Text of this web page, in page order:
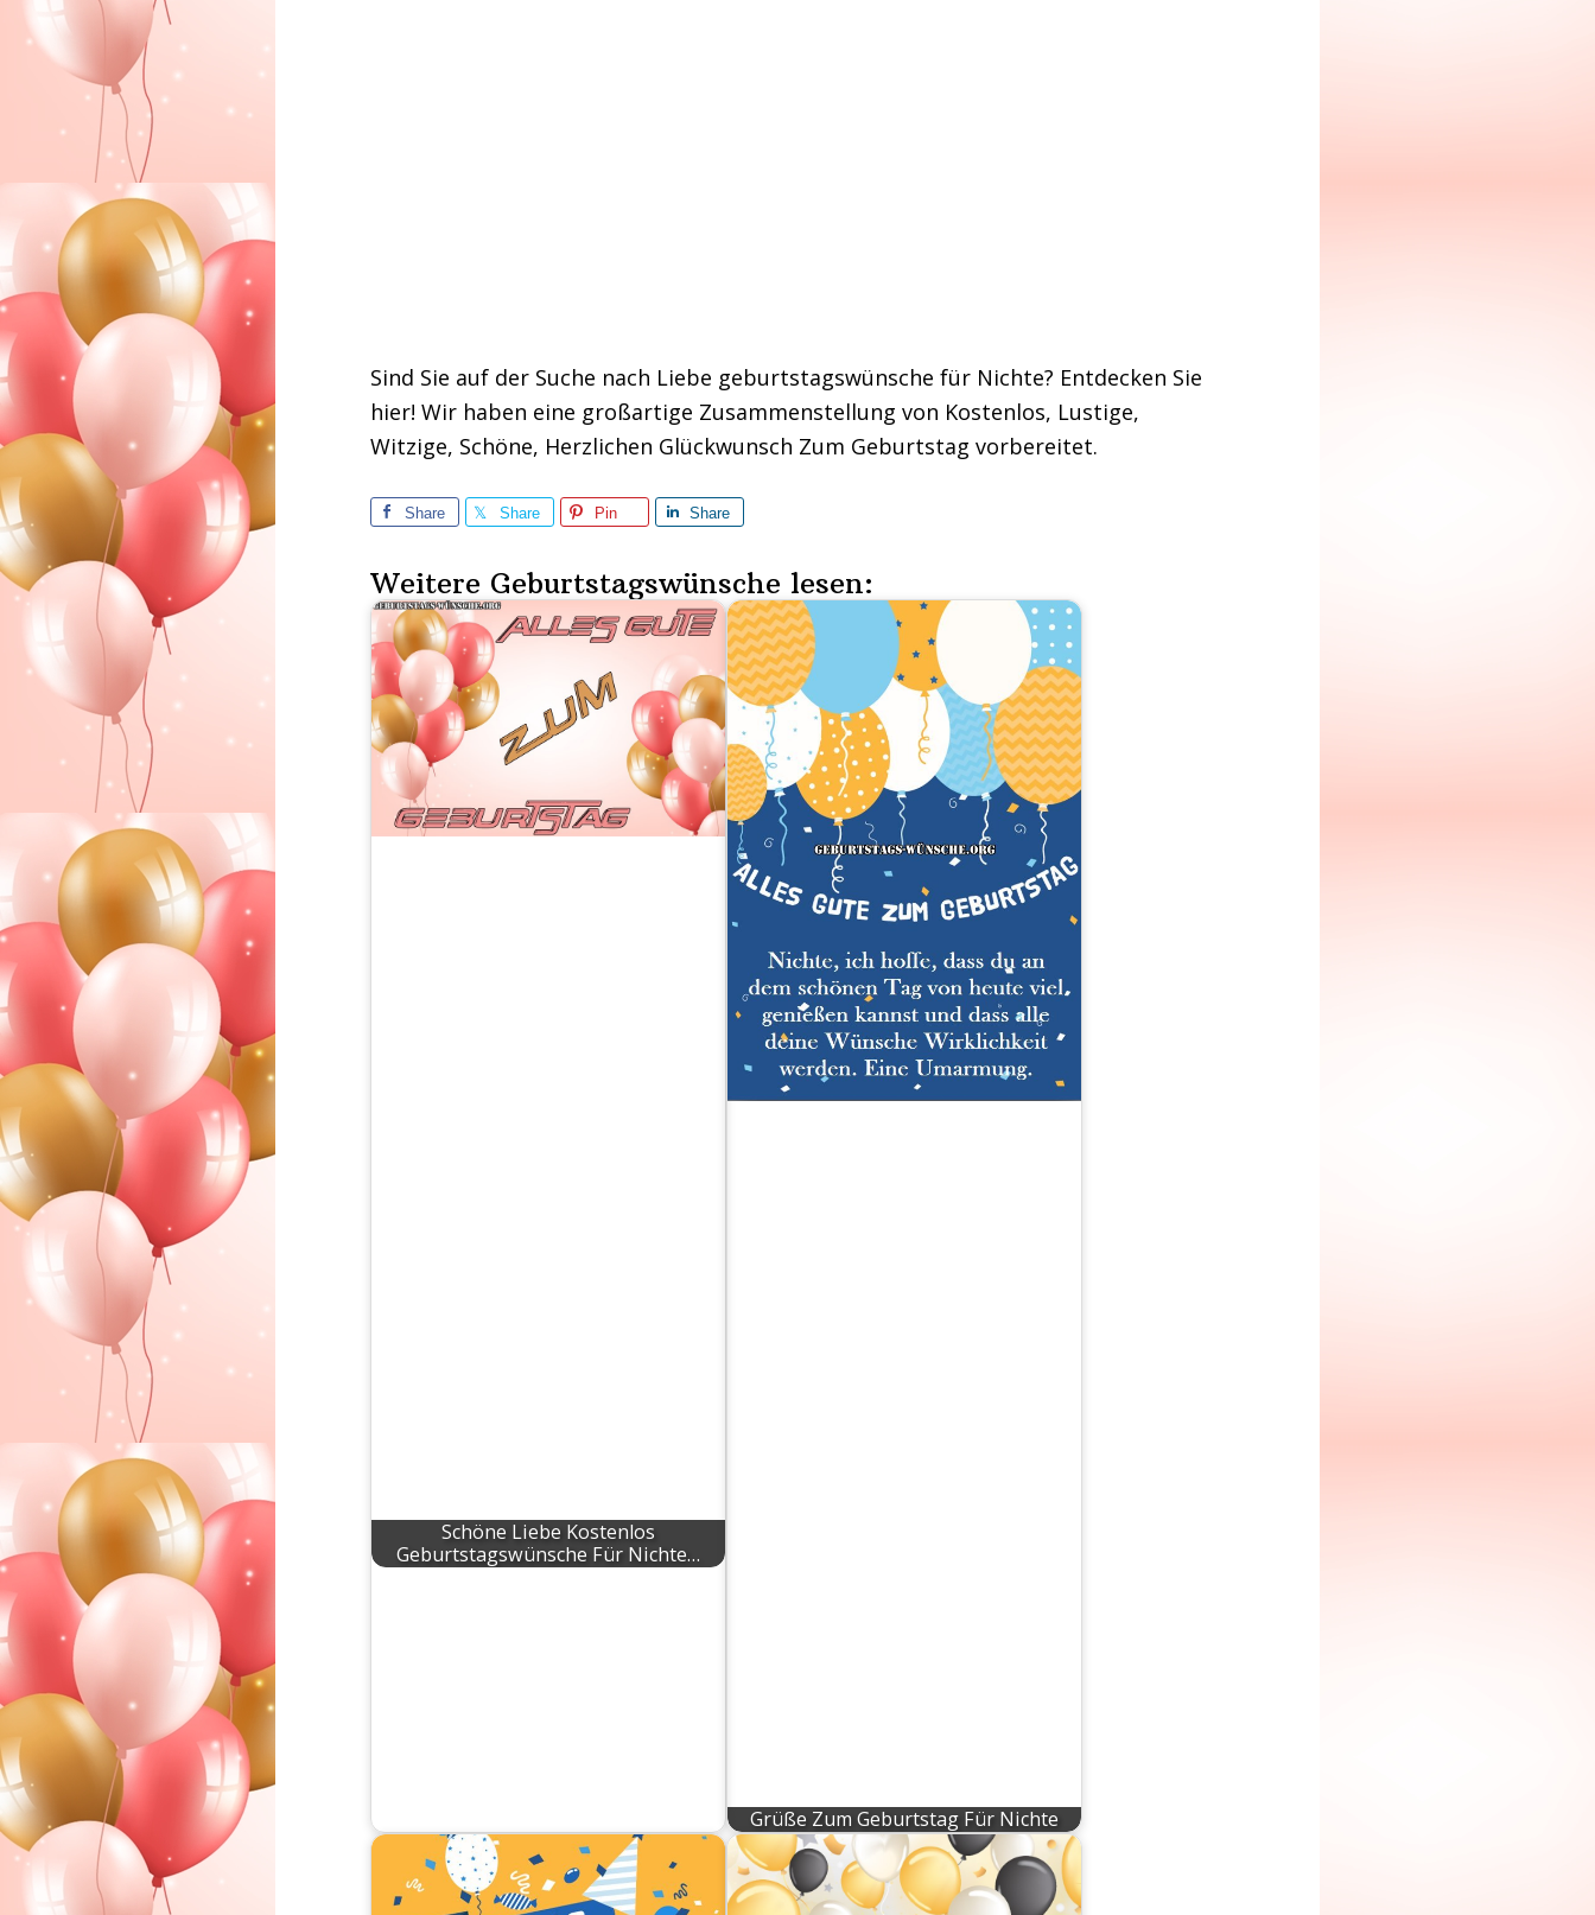
Sind Sie auf der Suche nach Liebe geburtstagswünsche für Nichte? Entdecken Sie
hier! Wir haben eine großartige Zusammenstellung von Kostenlos, Lustige,
Witzige, Schöne, Herzlichen Glückwunsch Zum Geburtstag vorbereitet.
Share Share Pin Share
Weitere Geburtstagswünsche lesen:
Schöne Liebe Kostenlos
Geburtstagswünsche Für Nichte…
Grüße Zum Geburtstag Für Nichte